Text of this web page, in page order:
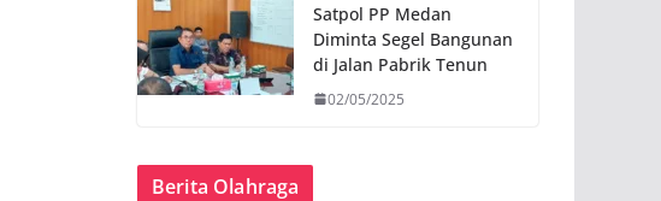
Satpol PP Medan
Diminta Segel Bangunan
di Jalan Pabrik Tenun
02/05/2025
Berita Olahraga